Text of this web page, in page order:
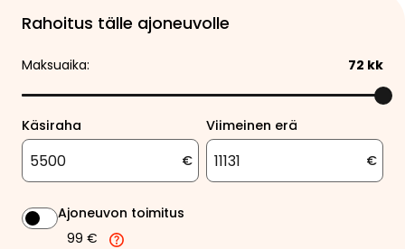
Rahoitus tälle ajoneuvolle
Maksuaika: 72 kk
Käsiraha
€
Viimeinen erä
€
Ajoneuvon toimitus
99 €